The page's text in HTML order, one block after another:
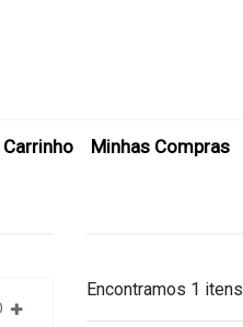
Carrinho Minhas Compras
Encontramos 1 itens